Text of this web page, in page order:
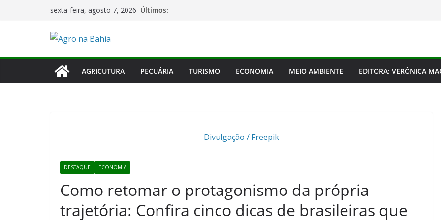
sexta-feira, agosto 7, 2026 Últimos:
AGRICUTURA PECUÁRIA TURISMO ECONOMIA MEIO AMBIENTE EDITORA: VERÔNICA
Divulgação / Freepik
DESTAQUE ECONOMIA
Como retomar o protagonismo da própria
trajetória: Confira cinco dicas de brasileiras que